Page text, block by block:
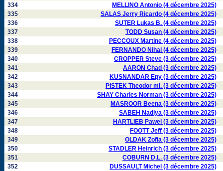
334
MELLINO Antonio (4 décembre 2025)
335
SALAS Jerry Ricardo (4 décembre 2025)
336
SUTER Lukas B. (4 décembre 2025)
337
TODD Susan (4 décembre 2025)
338
PECCOUX Martine (4 décembre 2025)
339
FERNANDO Nihal (4 décembre 2025)
340
CROPPER Steve (3 décembre 2025)
341
AARON Chad (3 décembre 2025)
342
KUSNANDAR Epy (3 décembre 2025)
343
PISTEK Theodor ml. (3 décembre 2025)
344
SHAY Charles Norman (3 décembre 2025)
345
MASROOR Beena (3 décembre 2025)
346
SABEH Nadiya (3 décembre 2025)
347
HARTLIEB Pawel (3 décembre 2025)
348
FOOTT Jeff (3 décembre 2025)
349
OLDAK Zofia (3 décembre 2025)
350
STADLER Heinrich (3 décembre 2025)
351
COBURN D.L. (3 décembre 2025)
352
DUSSAULT Michel (3 décembre 2025)